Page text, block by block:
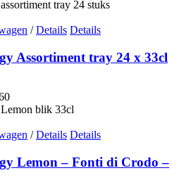
/ Details Details
Assortiment tray 24 x 33cl
/ Details Details
Lemon – Fonti di Crodo –